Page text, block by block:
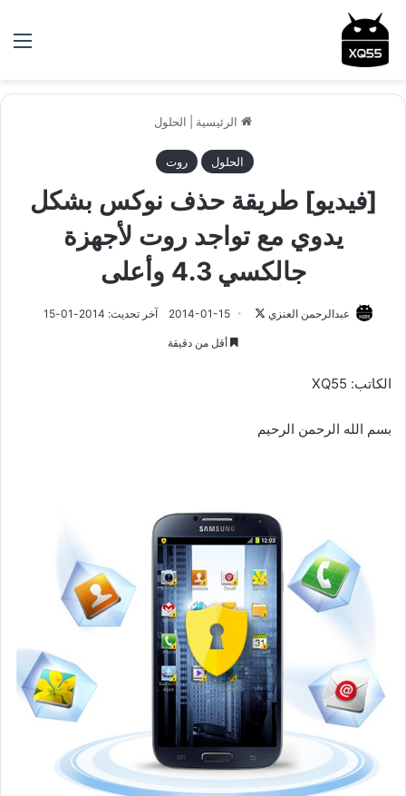
الرئيسية الحلول
الحلول روت
[فيديو] طريقة حذف نوكس بشكل
يدوي مع تواجد روت لأجهزة
جالكسي 4.3 وأعلى
عبدالرحمن العنزي 2014-01-15 آخر تحديث: 2014-01-15
أقل من دقيقة
الكاتب: XQ55
بسم الله الرحمن الرحيم